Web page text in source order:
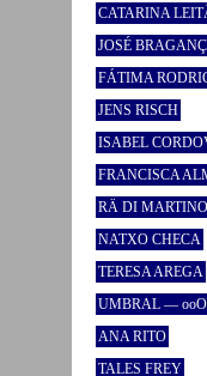
CATARINA
JOSÉ
FÁTIMA
JENS RISCH
ISABEL
FRANCISCA
RÄ DI MARTINO
NATXO CHECA
TERESA AREGA
UMBRAL —
ANA RITO
TALES FREY